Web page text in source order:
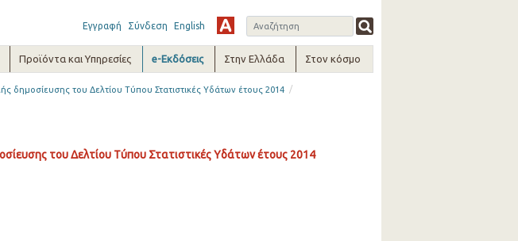
Εγγραφή Σύνδεση English
Προϊόντα και Υπηρεσίες e-Εκδόσεις Στην Ελλάδα Στον κόσμο
δημοσίευσης του Δελτίου Τύπου Στατιστικές Υδάτων έτους 2014 /
του Δελτίου Τύπου Στατιστικές Υδάτων έτους 2014